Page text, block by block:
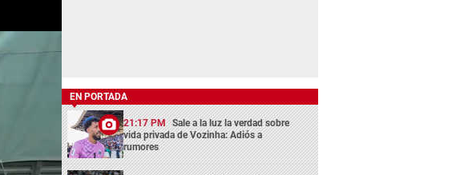
EN PORTADA
21:17 PM Sale a la luz la verdad sobre
vida privada de Vozinha: Adiós a
rumores